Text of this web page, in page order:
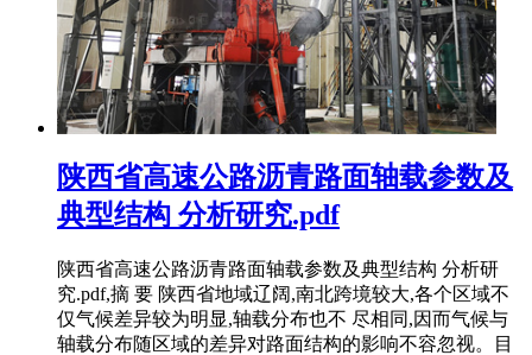
陕西省高速公路沥青路面轴载参数及
典型结构 分析研究.pdf
陕西省高速公路沥青路面轴载参数及典型结构 分析研
究.pdf,摘 要 陕西省地域辽阔,南北跨境较大,各个区域不
仅气候差异较为明显,轴载分布也不 尽相同,因而气候与
轴载分布随区域的差异对路面结构的影响不容忽视。目